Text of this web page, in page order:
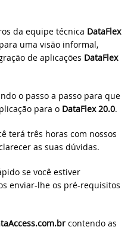
da equipe técnica DataFlex
para uma visão informal,
de aplicações DataFlex
o passo a passo para que
para o DataFlex 20.0.
terá três horas com nossos
as suas dúvidas.
se você estiver
enviar-lhe os pré-requisitos
contendo as
versão da Biblioteca
2024 foi lançado - baixe agora!
para teste final - baixe agora!
WebForm em aplicações
Virtual
2019
Meetup
& DataFlex